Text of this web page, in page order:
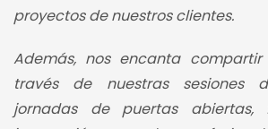
proyectos de nuestros clientes.
Además, nos encanta
través de nuestras sesiones
jornadas de puertas abiertas,